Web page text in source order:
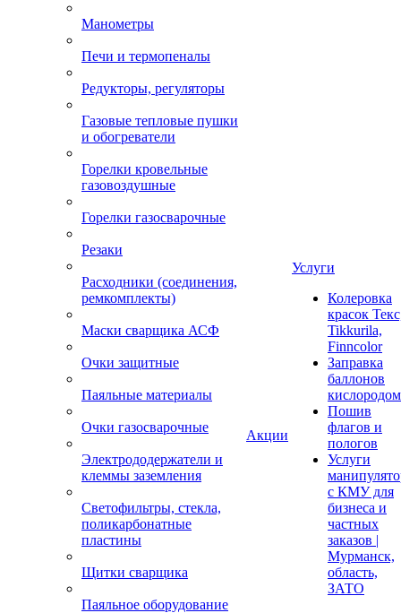
Манометры
Печи и термопеналы
Редукторы, регуляторы
Газовые тепловые пушки
и обогреватели
Горелки кровельные
газовоздушные
Горелки газосварочные
Резаки
Расходники (соединения,
ремкомплекты)
Маски сварщика АСФ
Очки защитные
Паяльные материалы
Очки газосварочные
Электрододержатели и
клеммы заземления
Светофильтры, стекла,
поликарбонатные
пластины
Щитки сварщика
Паяльное оборудование
Акции
Услуги
Колеровка
красок
Tikkurila,
Finncolor
Заправка
баллонов
кислородом
Пошив
флагов и
пологов
Услуги
с КМУ для
бизнеса и
частных
заказов |
Мурманск,
область,
ЗАТО